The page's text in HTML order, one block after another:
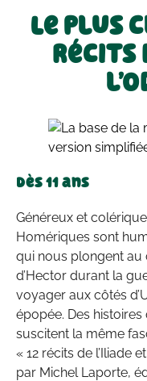
Le plus
récits
Dès 11 ans
Généreux et
Homériques sont
qui nous plongent
d’Hector durant la
voyager aux côtés
épopée. Des
suscitent la même
« 12 récits de l’Iliade
par Michel Laporte,